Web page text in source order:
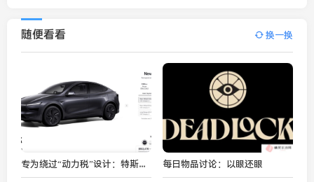
随便看看 换一换
专为绕过“动力税”设计：特斯拉在新加坡推出零百加速 9.6 秒的焕新 Model Y 汽车 110 kW 后驱版 每日物品讨论：以眼还眼